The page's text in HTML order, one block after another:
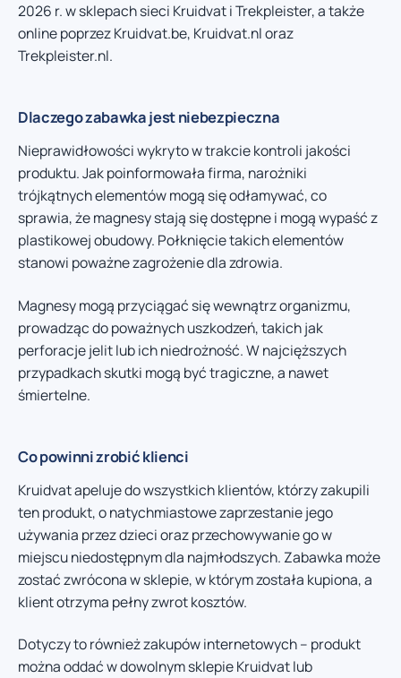
2026 r. w sklepach sieci Kruidvat i Trekpleister, a także
online poprzez Kruidvat.be, Kruidvat.nl oraz
Trekpleister.nl.
Dlaczego zabawka jest niebezpieczna
Nieprawidłowości wykryto w trakcie kontroli jakości
produktu. Jak poinformowała firma, narożniki
trójkątnych elementów mogą się odłamywać, co
sprawia, że magnesy stają się dostępne i mogą wypaść z
plastikowej obudowy. Połknięcie takich elementów
stanowi poważne zagrożenie dla zdrowia.
Magnesy mogą przyciągać się wewnątrz organizmu,
prowadząc do poważnych uszkodzeń, takich jak
perforacje jelit lub ich niedrożność. W najcięższych
przypadkach skutki mogą być tragiczne, a nawet
śmiertelne.
Co powinni zrobić klienci
Kruidvat apeluje do wszystkich klientów, którzy zakupili
ten produkt, o natychmiastowe zaprzestanie jego
używania przez dzieci oraz przechowywanie go w
miejscu niedostępnym dla najmłodszych. Zabawka może
zostać zwrócona w sklepie, w którym została kupiona, a
klient otrzyma pełny zwrot kosztów.
Dotyczy to również zakupów internetowych – produkt
można oddać w dowolnym sklepie Kruidvat lub